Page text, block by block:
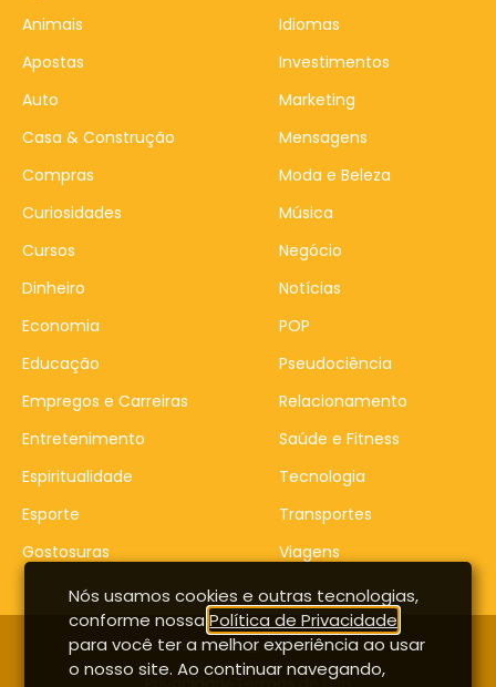
Animais
Apostas
Auto
Casa & Construção
Compras
Curiosidades
Cursos
Dinheiro
Economia
Educação
Empregos e Carreiras
Entretenimento
Espiritualidade
Esporte
Gostosuras
Idiomas
Investimentos
Marketing
Mensagens
Moda e Beleza
Música
Negócio
Notícias
POP
Pseudociência
Relacionamento
Saúde e Fitness
Tecnologia
Transportes
Viagens
Contato
Entrar
Nós usamos cookies e outras tecnologias,
conforme nossaPolítica de Privacidade
para você ter a melhor experiência ao usar
o nosso site. Ao continuar navegando,